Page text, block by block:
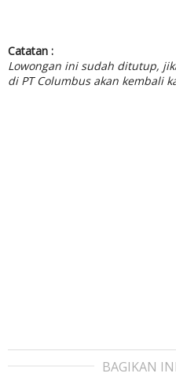
Catatan :
Lowongan ini sudah ditutup,
di PT Columbus akan kembali
BAGIKAN